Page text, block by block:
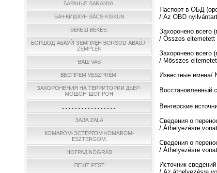
БАРАНЬЯ BARANYA.
БАЧ-КИШКУН BÁCS-KISKUN
БЕКЕШ BÉKÉS.
БОРШОД-АБАУЙ-ЗЕМПЛЕН BORSOD-ABAÚJ-
ZEMPLÉN
ВАШ VAS
ВЕСПРЕМ VESZPRÉM.
ЗАХОРОНЕНИЯ НА ТЕРРИТОРИИ ДЬЕР-
МОШОН-ШОПРОН
ЗАЛА ZALA
КОМАРОМ-ЭСТЕРГОМ KOMÁROM-
ESZTERGOM.
НОГРАД NÓGRÁD
ПЕШТ PEST
Паспорт в ОБД
/ Az OBD
Захоронено всего
/ Ősszes eltemetett
Захоронено всего
/ Мösszes
Известные имена/
Восстановленный
Венгерские
Сведения о
/ Áthelyezésre
Сведения о
/ Áthelyezésre
Источник